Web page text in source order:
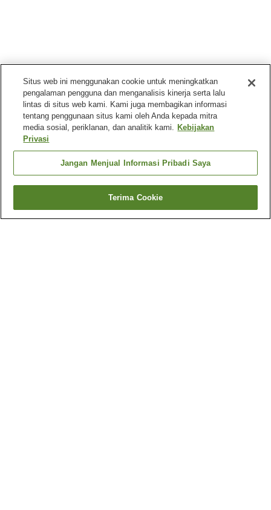
Kembali
Situs web ini menggunakan cookie untuk meningkatkan
pengalaman pengguna dan menganalisis kinerja serta lalu
lintas di situs web kami. Kami juga membagikan informasi
tentang penggunaan situs kami oleh Anda kepada mitra
media sosial, periklanan, dan analitik kami. Kebijakan
Privasi
Jangan Menjual Informasi Pribadi Saya
Terima Cookie